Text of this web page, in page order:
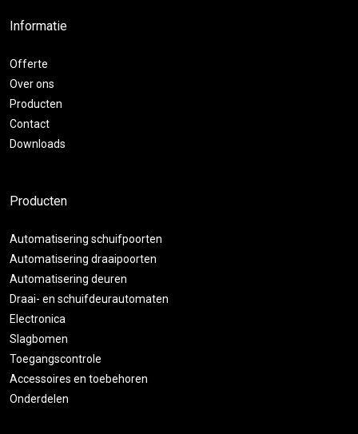
Informatie
Offerte
Over ons
Producten
Contact
Downloads
Producten
Automatisering schuifpoorten
Automatisering draaipoorten
Automatisering deuren
Draai- en schuifdeurautomaten
Electronica
Slagbomen
Toegangscontrole
Accessoires en toebehoren
Onderdelen